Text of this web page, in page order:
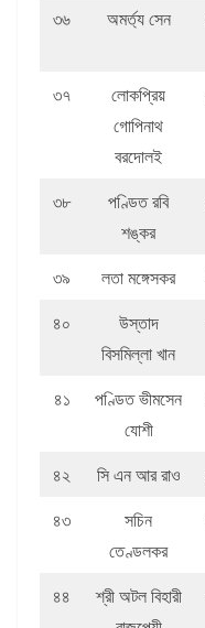
৩৬ অমর্ত্য সেন
৩৭
লোকপ্রিয়
গোপিনাথ
বরদোলই
৩৮
পণ্ডিত রবি
শঙ্কর
৩৯ লতা মঙ্গেসকর
৪০
উস্তাদ
বিসমিল্লা খান
৪১
পণ্ডিত ভীমসেন
যোশী
৪২ সি এন আর রাও
৪৩
সচিন
তেণ্ডলকর
৪৪
শ্রী অটল বিহারী